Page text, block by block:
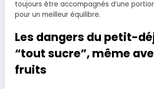
toujours être accompagnés d’une
pour un meilleur équilibre.
Les dangers du petit-
“tout sucre”, même
fruits